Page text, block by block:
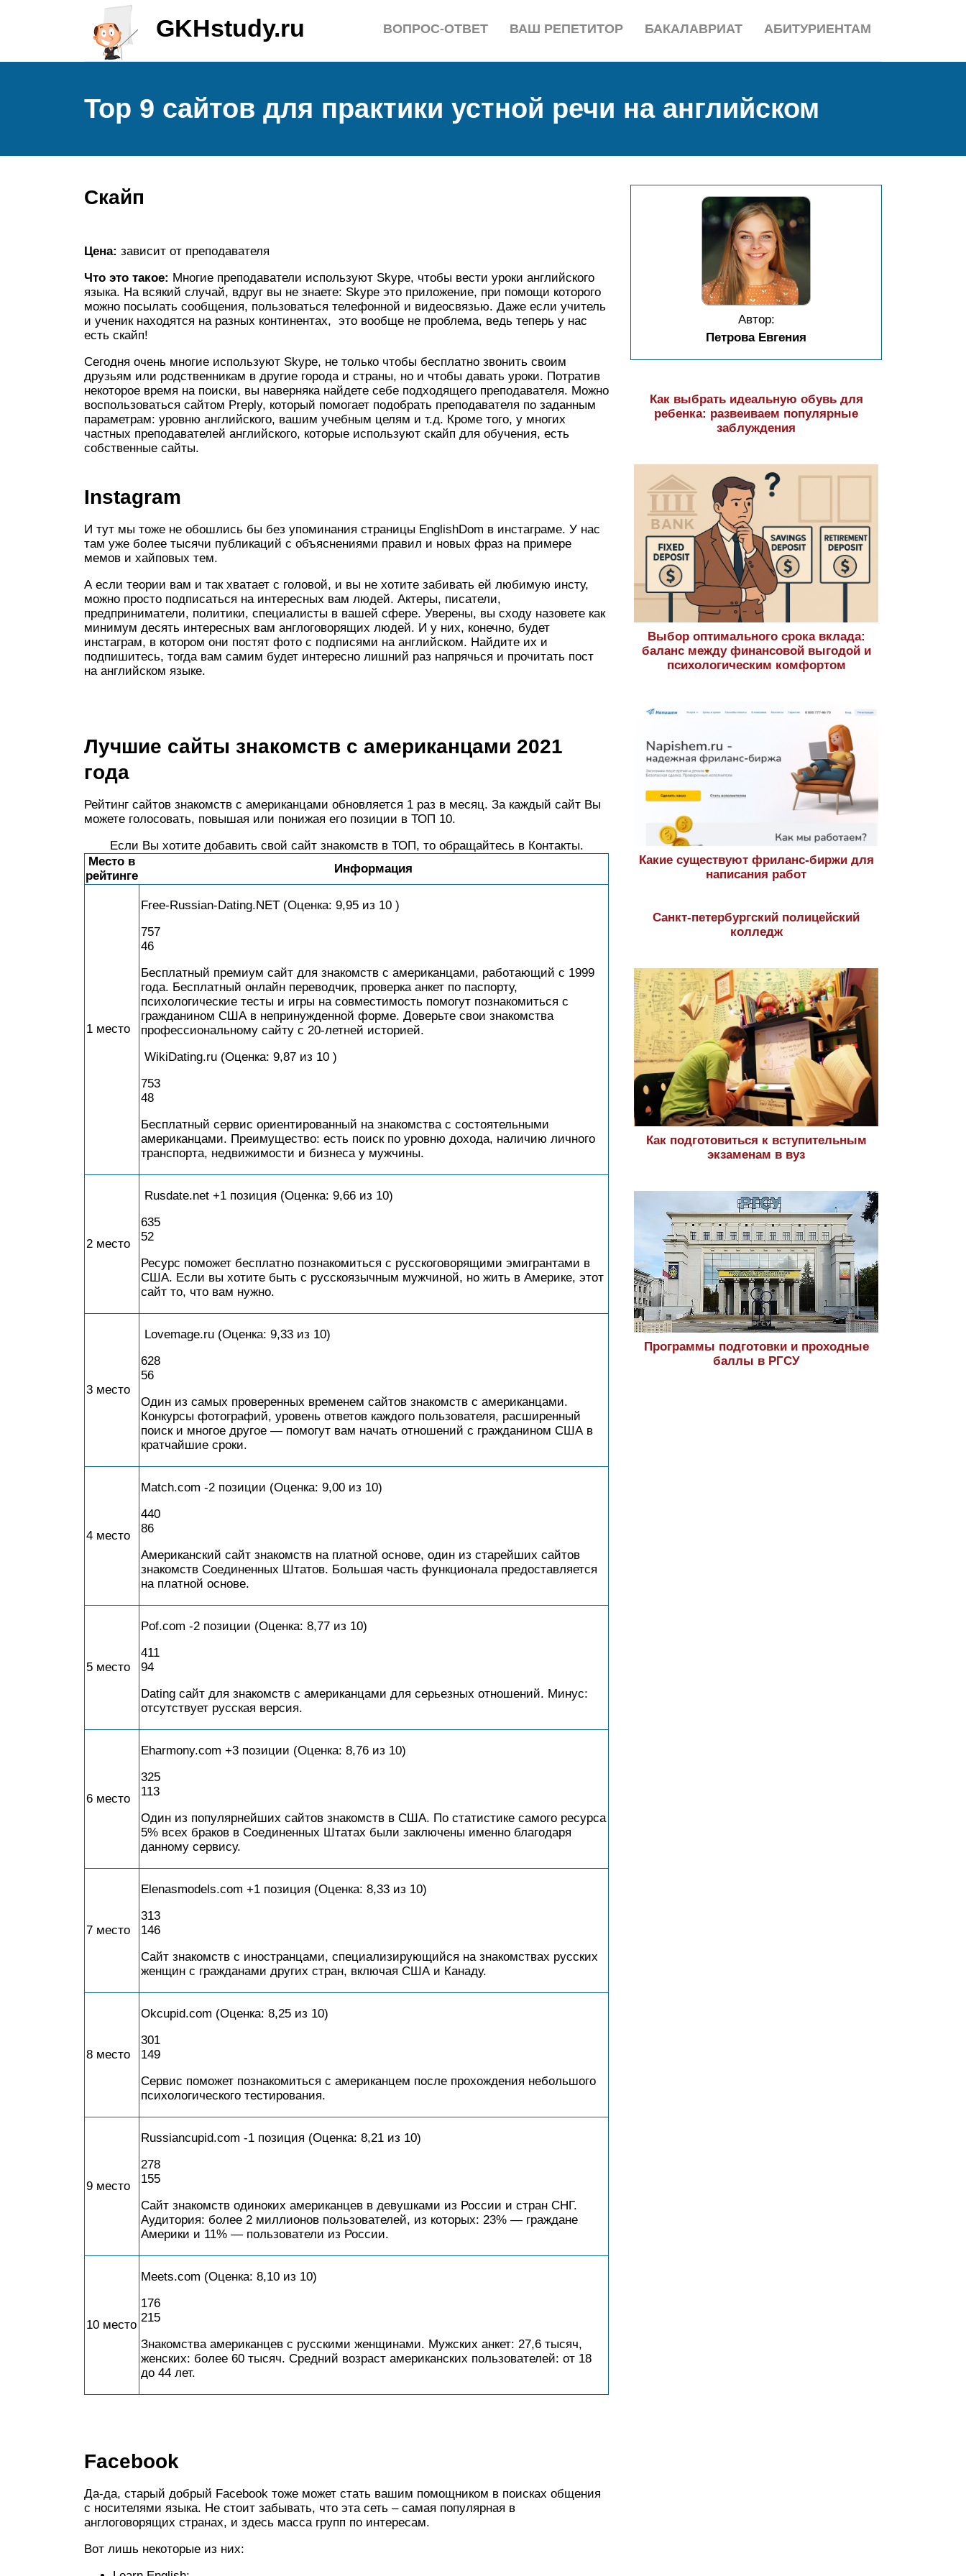
GKHstudy.ru АБИТУРИЕНТАМ
БАКАЛАВРИАТ
ВАШ РЕПЕТИТОР
ВОПРОС-ОТВЕТ
Top 9 сайтов для практики устной речи на английском
Скайп
Цена: зависит от преподавателя
Что это такое: Многие преподаватели используют Skype, чтобы вести уроки английского
языка. На всякий случай, вдруг вы не знаете: Skype это приложение, при помощи которого
можно посылать сообщения, пользоваться телефонной и видеосвязью. Даже если учитель
и ученик находятся на разных континентах, это вообще не проблема, ведь теперь у нас
есть скайп!
Сегодня очень многие используют Skype, не только чтобы бесплатно звонить своим
друзьям или родственникам в другие города и страны, но и чтобы давать уроки. Потратив
некоторое время на поиски, вы наверняка найдете себе подходящего преподавателя. Можно
воспользоваться сайтом Preply, который помогает подобрать преподавателя по заданным
параметрам: уровню английского, вашим учебным целям и т.д. Кроме того, у многих
частных преподавателей английского, которые используют скайп для обучения, есть
собственные сайты.
Instagram
И тут мы тоже не обошлись бы без упоминания страницы EnglishDom в инстаграме. У нас
там уже более тысячи публикаций с объяснениями правил и новых фраз на примере
мемов и хайповых тем.
А если теории вам и так хватает с головой, и вы не хотите забивать ей любимую инсту,
можно просто подписаться на интересных вам людей. Актеры, писатели,
предприниматели, политики, специалисты в вашей сфере. Уверены, вы сходу назовете как
минимум десять интересных вам англоговорящих людей. И у них, конечно, будет
инстаграм, в котором они постят фото с подписями на английском. Найдите их и
подпишитесь, тогда вам самим будет интересно лишний раз напрячься и прочитать пост
на английском языке.
Лучшие сайты знакомств с американцами 2021
года
Рейтинг сайтов знакомств с американцами обновляется 1 раз в месяц. За каждый сайт Вы
можете голосовать, повышая или понижая его позиции в ТОП 10.
Если Вы хотите добавить свой сайт знакомств в ТОП, то обращайтесь в Контакты.
Место в
рейтинге
Информация
1 место
Free-Russian-Dating.NET (Оценка: 9,95 из 10 )
757
46
Бесплатный премиум сайт для знакомств с американцами, работающий с 1999
года. Бесплатный онлайн переводчик, проверка анкет по паспорту,
психологические тесты и игры на совместимость помогут познакомиться с
гражданином США в непринужденной форме. Доверьте свои знакомства
профессиональному сайту с 20-летней историей.
WikiDating.ru (Оценка: 9,87 из 10 )
753
48
Бесплатный сервис ориентированный на знакомства с состоятельными
американцами. Преимущество: есть поиск по уровню дохода, наличию личного
транспорта, недвижимости и бизнеса у мужчины.
2 место
Rusdate.net +1 позиция (Оценка: 9,66 из 10)
635
52
Ресурс поможет бесплатно познакомиться с русскоговорящими эмигрантами в
США. Если вы хотите быть с русскоязычным мужчиной, но жить в Америке, этот
сайт то, что вам нужно.
3 место
Lovemage.ru (Оценка: 9,33 из 10)
628
56
Один из самых проверенных временем сайтов знакомств с американцами.
Конкурсы фотографий, уровень ответов каждого пользователя, расширенный
поиск и многое другое — помогут вам начать отношений с гражданином США в
кратчайшие сроки.
4 место
Match.com -2 позиции (Оценка: 9,00 из 10)
440
86
Американский сайт знакомств на платной основе, один из старейших сайтов
знакомств Соединенных Штатов. Большая часть функционала предоставляется
на платной основе.
5 место
Pof.com -2 позиции (Оценка: 8,77 из 10)
411
94
Dating сайт для знакомств с американцами для серьезных отношений. Минус:
отсутствует русская версия.
6 место
Eharmony.com +3 позиции (Оценка: 8,76 из 10)
325
113
Один из популярнейших сайтов знакомств в США. По статистике самого ресурса
5% всех браков в Соединенных Штатах были заключены именно благодаря
данному сервису.
7 место
Elenasmodels.com +1 позиция (Оценка: 8,33 из 10)
313
146
Сайт знакомств с иностранцами, специализирующийся на знакомствах русских
женщин с гражданами других стран, включая США и Канаду.
8 место
Okcupid.com (Оценка: 8,25 из 10)
301
149
Сервис поможет познакомиться с американцем после прохождения небольшого
психологического тестирования.
9 место
Russiancupid.com -1 позиция (Оценка: 8,21 из 10)
278
155
Сайт знакомств одиноких американцев в девушками из России и стран СНГ.
Аудитория: более 2 миллионов пользователей, из которых: 23% — граждане
Америки и 11% — пользователи из России.
10 место
Meets.com (Оценка: 8,10 из 10)
176
215
Знакомства американцев с русскими женщинами. Мужских анкет: 27,6 тысяч,
женских: более 60 тысяч. Средний возраст американских пользователей: от 18
до 44 лет.
Facebook
Да-да, старый добрый Facebook тоже может стать вашим помощником в поисках общения
с носителями языка. Не стоит забывать, что эта сеть – самая популярная в
англоговорящих странах, и здесь масса групп по интересам.
Вот лишь некоторые из них:
Автор:
Петрова Евгения
Как выбрать идеальную обувь для
ребенка: развеиваем популярные
заблуждения
Выбор оптимального срока вклада:
баланс между финансовой выгодой и
психологическим комфортом
Какие существуют фриланс-биржи для
написания работ
Санкт-петербургский полицейский
колледж
Как подготовиться к вступительным
экзаменам в вуз
Программы подготовки и проходные
баллы в РГСУ